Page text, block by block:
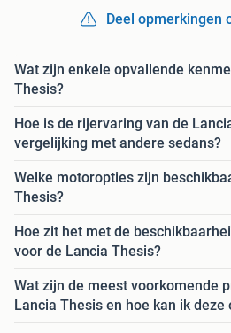
Deel opmerkingen
Wat zijn enkele opvallende
Thesis?
Hoe is de rijervaring van de
vergelijking met andere sedans?
Welke motoropties zijn
Thesis?
Hoe zit het met de
voor de Lancia Thesis?
Wat zijn de meest voorkomende
Lancia Thesis en hoe kan ik deze